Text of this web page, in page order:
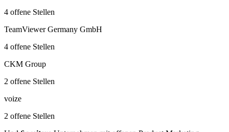
4 offene Stellen
TeamViewer Germany GmbH
4 offene Stellen
CKM Group
2 offene Stellen
voize
2 offene Stellen